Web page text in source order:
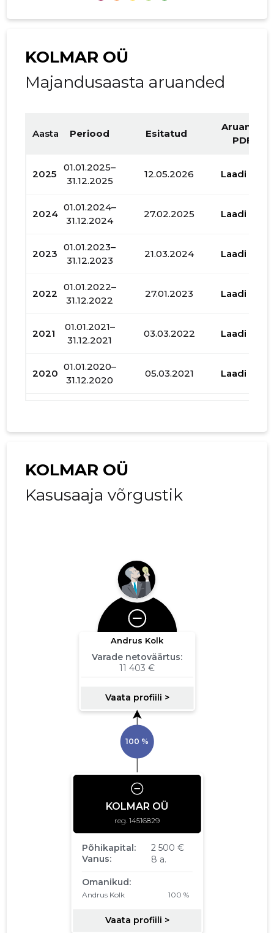
KOLMAR OÜ
Majandusaasta aruanded
Aasta Periood Esitatud
Aruande
PDF
2025
01.01.2025–
31.12.2025
12.05.2026 Laadi alla
2024
01.01.2024–
31.12.2024
27.02.2025 Laadi alla
2023
01.01.2023–
31.12.2023
21.03.2024 Laadi alla
2022
01.01.2022–
31.12.2022
27.01.2023 Laadi alla
2021
01.01.2021–
31.12.2021
03.03.2022 Laadi alla
2020
01.01.2020–
31.12.2020
05.03.2021 Laadi alla
KOLMAR OÜ
Kasusaaja võrgustik